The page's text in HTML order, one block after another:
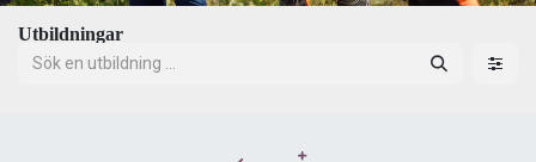
Utbildningar